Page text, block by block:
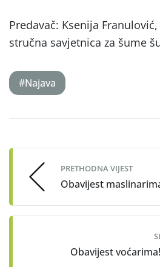
Predavač: Ksenija
stručna savjetnica za šume
#Najava
navigation
PRETHODNA VIJEST
Obavijest
Obavijest